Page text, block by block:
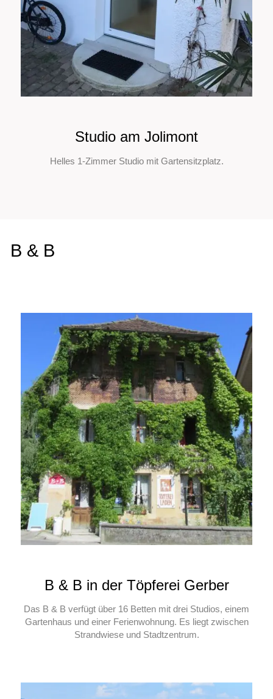
Studio am Jolimont
Helles 1-Zimmer Studio mit Gartensitzplatz.
B & B
B & B in der Töpferei Gerber
Das B & B verfügt über 16 Betten mit drei Studios, einem
Gartenhaus und einer Ferienwohnung. Es liegt zwischen
Strandwiese und Stadtzentrum.